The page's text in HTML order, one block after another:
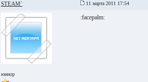
STEAM` 11 марта 2011 17:54
юниор
:facepalm: